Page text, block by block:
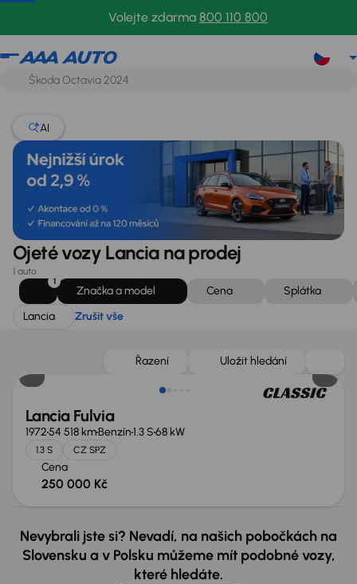
Volejte zdarma 800 110 800
Lancia
AI
Ojeté vozy Lancia na prodej
1 auto
1
Značka a model Cena
Splátka
Lancia
Zrušit vše
Řazení Uložit hledání
Zlevněno o 40 000 Kč
Lancia Fulvia
197254 518 kmBenzín1.3 S68 kW
1.3 S CZ SPZ
Cena
250 000 Kč
Nevybrali jste si? Nevadí, na našich pobočkách na
Slovensku a v Polsku můžeme mít podobné vozy,
které hledáte.